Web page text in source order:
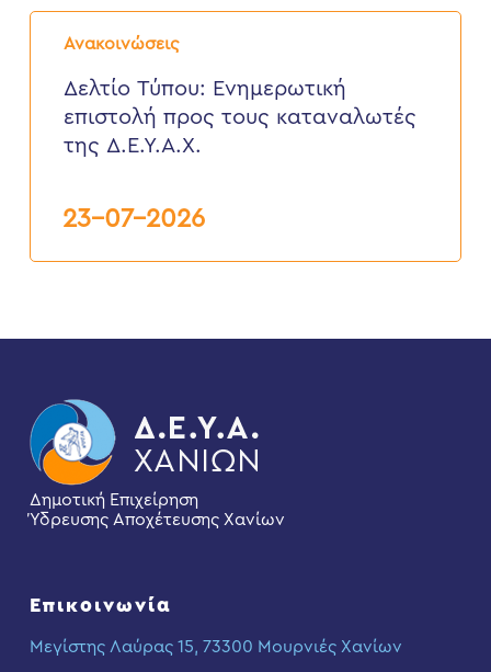
Ανακοινώσεις
Δελτίο
Τύπου:
επιστολή
προς
τους
καταναλωτές
Δελτίο Τύπου: Eνημερωτική
επιστολή προς τους καταναλωτές
της Δ.Ε.Υ.Α.Χ.
23-07-2026
Δημοτική Επιχείρηση
Ύδρευσης Αποχέτευσης Χανίων
Επικοινωνία
Μεγίστης Λαύρας 15, 73300 Μουρνιές Χανίων